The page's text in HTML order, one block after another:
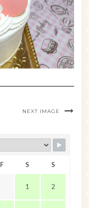
NEXT IMAGE
F S S
1 2